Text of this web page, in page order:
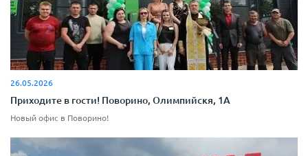
26.05.2026
Приходите в гости! Поворино, Олимпийскя, 1А
Новый офис в Поворино!